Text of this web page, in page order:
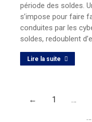
période des soldes.
s’impose pour faire
conduites par les
soldes, redoublent
Lire la suite
← 1 …
…